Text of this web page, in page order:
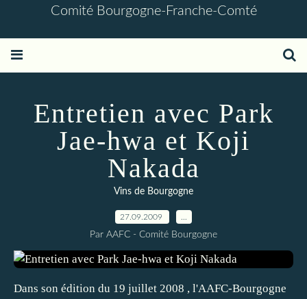
Comité Bourgogne-Franche-Comté
Entretien avec Park
Jae-hwa et Koji
Nakada
Vins de Bourgogne
27.09.2009
Par AAFC - Comité Bourgogne
Dans son édition du 19 juillet 2008 , l'AAFC-Bourgogne